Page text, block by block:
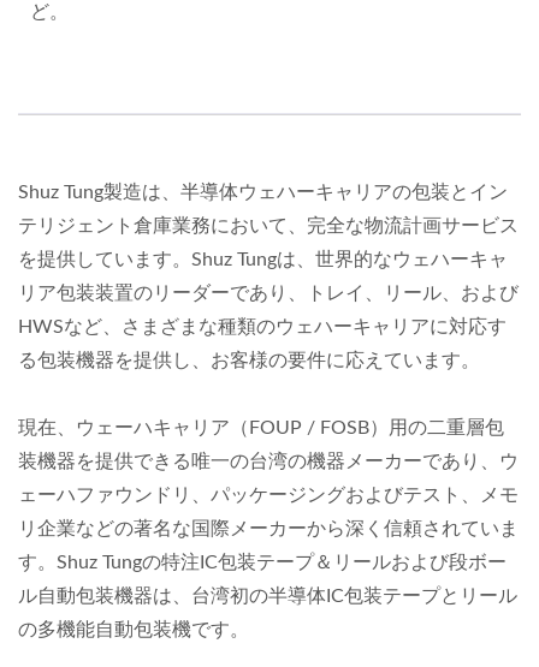
ど。
Shuz Tung製造は、半導体ウェハーキャリアの包装とイン
テリジェント倉庫業務において、完全な物流計画サービス
を提供しています。Shuz Tungは、世界的なウェハーキャ
リア包装装置のリーダーであり、トレイ、リール、および
HWSなど、さまざまな種類のウェハーキャリアに対応す
る包装機器を提供し、お客様の要件に応えています。
現在、ウェーハキャリア（FOUP / FOSB）用の二重層包
装機器を提供できる唯一の台湾の機器メーカーであり、ウ
ェーハファウンドリ、パッケージングおよびテスト、メモ
リ企業などの著名な国際メーカーから深く信頼されていま
す。Shuz Tungの特注IC包装テープ＆リールおよび段ボー
ル自動包装機器は、台湾初の半導体IC包装テープとリール
の多機能自動包装機です。